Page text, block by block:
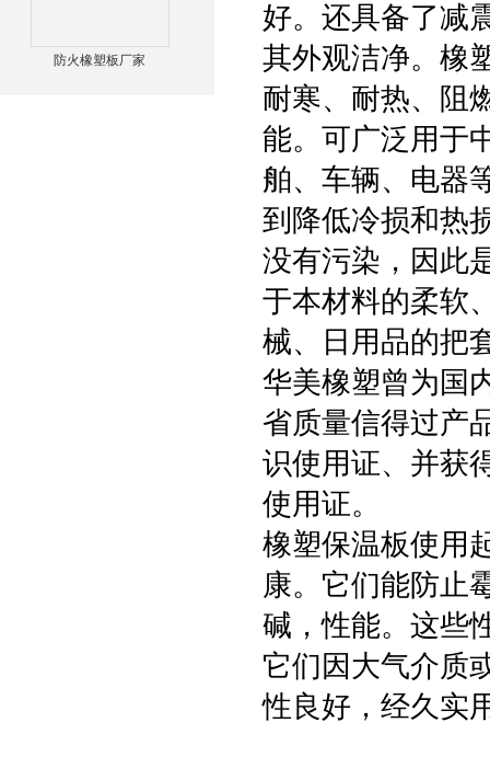
防火橡塑板厂家
好。还具备了减
其外观洁净。橡
耐寒、耐热、阻
能。可广泛用于
舶、车辆、电器
到降低冷损和热
没有污染，因此
于本材料的柔软
械、日用品的把
华美橡塑曾为国
省质量信得过产
识使用证、并获
使用证。
橡塑保温板使用
康。它们能防止
碱，性能。这些
它们因大气介质
性良好，经久实